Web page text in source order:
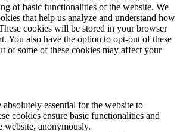
of basic functionalities of the website. We
that help us analyze and understand how
cookies will be stored in your browser
You also have the option to opt-out of these
of some of these cookies may affect your
absolutely essential for the website to
cookies ensure basic functionalities and
website, anonymously.